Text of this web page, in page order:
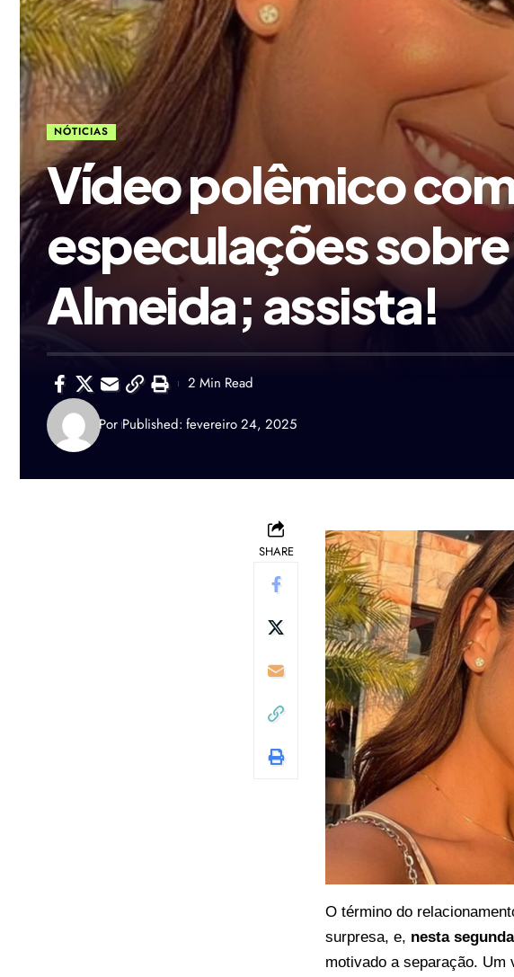
NÓTICIAS
Vídeo polêmico
especulações
Almeida; assista!
Por Published: fevereiro 24, 2025
2 Min Read
SHARE
O término do
surpresa, e, nesta
motivado a separação. Um